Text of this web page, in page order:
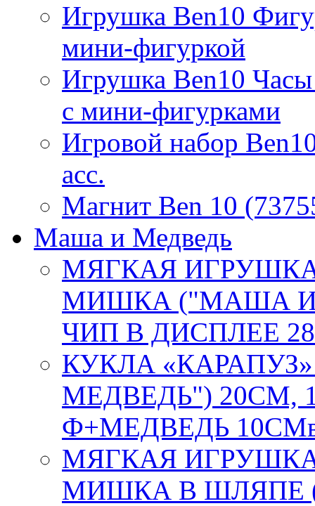
Игрушка Ben10
мини-фигуркой
Игрушка Ben10
с мини-фигурками
Игровой набор
асс.
Магнит Ben 10
Маша и Медведь
МЯГКАЯ
МИШКА ("МАША И
ЧИП В ДИСПЛЕЕ
КУКЛА
МЕДВЕДЬ") 20СМ,
Ф+МЕДВЕДЬ 10СМв
МЯГКАЯ
МИШКА В ШЛЯПЕ